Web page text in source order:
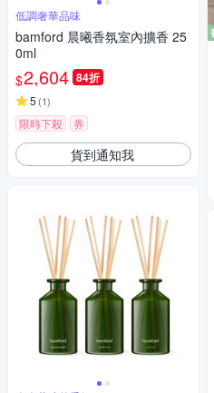
低調奢華品味
bamford 晨曦香氛室內擴香 25
0ml
$2,604 84折
5 (1)
限時下殺 券
貨到通知我